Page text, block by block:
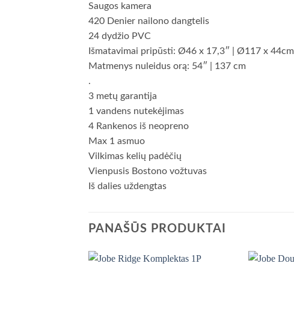
Saugos kamera
420 Denier nailono dangtelis
24 dydžio PVC
Išmatavimai pripūsti: Ø46 x 17,3″ | Ø117 x 44cm
Matmenys nuleidus orą: 54″ | 137 cm
.
3 metų garantija
1 vandens nutekėjimas
4 Rankenos iš neopreno
Max 1 asmuo
Vilkimas kelių padėčių
Vienpusis Bostono vožtuvas
Iš dalies uždengtas
PANAŠŪS PRODUKTAI